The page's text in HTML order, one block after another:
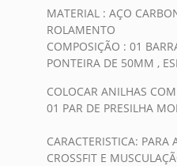
MATERIAL : AÇO
ROLAMENTO
COMPOSIÇÃO : 01
PONTEIRA DE 50MM ,
COLOCAR ANILHAS
01 PAR DE PRESILHA
CARACTERISTICA:
CROSSFIT E